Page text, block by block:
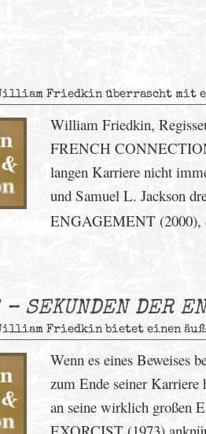
Friedkin überrascht mit
William Friedkin,
FRENCH
langen Karriere nicht
und Samuel L. Jackson
ENGAGEMENT (2000),
SEKUNDEN DER
Friedkin bietet einen
Wenn es eines Beweises
zum Ende seiner
an seine wirklich großen